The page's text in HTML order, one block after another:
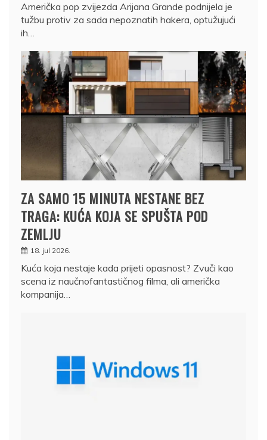
Američka pop zvijezda Arijana Grande podnijela je
tužbu protiv za sada nepoznatih hakera, optužujući
ih…
ZA SAMO 15 MINUTA NESTANE BEZ
TRAGA: KUĆA KOJA SE SPUŠTA POD
ZEMLJU
18. jul 2026.
Kuća koja nestaje kada prijeti opasnost? Zvuči kao
scena iz naučnofantastičnog filma, ali američka
kompanija…